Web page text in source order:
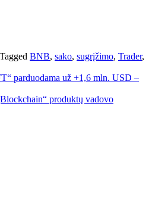
Tagged BNB, sako, sugrįžimo, Trader,
parduodama už +1,6 mln. USD –
produktų vadovo